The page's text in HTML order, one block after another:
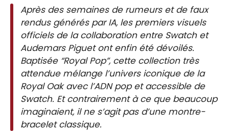
Après des semaines de rumeurs et de faux
rendus générés par IA, les premiers visuels
officiels de la collaboration entre Swatch et
Audemars Piguet ont enfin été dévoilés.
Baptisée “Royal Pop”, cette collection très
attendue mélange l’univers iconique de la
Royal Oak avec l’ADN pop et accessible de
Swatch. Et contrairement à ce que beaucoup
imaginaient, il ne s’agit pas d’une montre-
bracelet classique.